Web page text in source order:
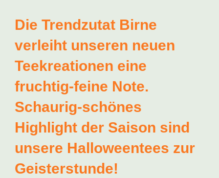
Die Trendzutat Birne
verleiht unseren neuen
Teekreationen eine
fruchtig-feine Note.
Schaurig-schönes
Highlight der Saison sind
unsere Halloweentees zur
Geisterstunde!